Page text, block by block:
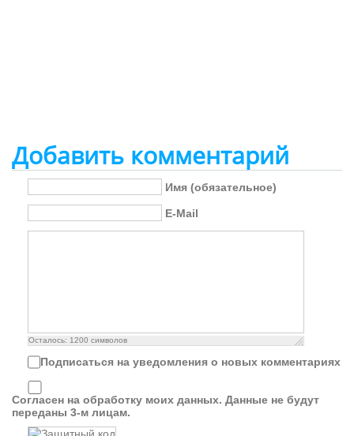
Добавить комментарий
Имя (обязательное)
E-Mail
Осталось: 1200 символов
Подписаться на уведомления о новых комментариях
Согласен на обработку моих данных. Данные не будут
переданы 3-м лицам.